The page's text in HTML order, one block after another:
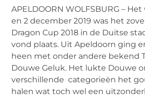
APELDOORN WOLFSBURG –
en 2 december 2019 was het
Dragon Cup 2018 in de Duitse
vond plaats. Uit Apeldoorn ging
heen met onder andere bekend
Douwe Geluk. Het lukte Douwe
verschillende categorieën het
halen wat toch wel een